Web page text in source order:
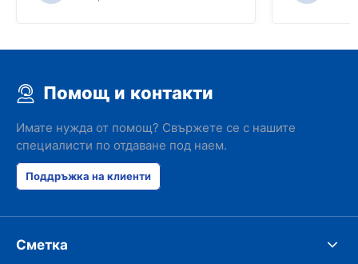
Помощ и контакти
Имате нужда от помощ? Свържете се с нашите
специалисти по отдаване под наем.
Поддръжка на клиенти
Сметка